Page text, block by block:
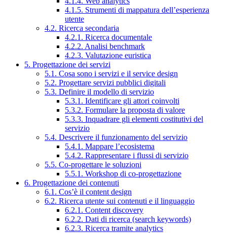
4.1.5. Strumenti di mappatura dell’esperienza
utente
4.2. Ricerca secondaria
4.2.1. Ricerca documentale
4.2.2. Analisi benchmark
4.2.3. Valutazione euristica
5. Progettazione dei servizi
5.1. Cosa sono i servizi e il service design
5.2. Progettare servizi pubblici digitali
5.3. Definire il modello di servizio
5.3.1. Identificare gli attori coinvolti
5.3.2. Formulare la proposta di valore
5.3.3. Inquadrare gli elementi costitutivi del
servizio
5.4. Descrivere il funzionamento del servizio
5.4.1. Mappare l’ecosistema
5.4.2. Rappresentare i flussi di servizio
5.5. Co-progettare le soluzioni
5.5.1. Workshop di co-progettazione
6. Progettazione dei contenuti
6.1. Cos’è il content design
6.2. Ricerca utente sui contenuti e il linguaggio
6.2.1. Content discovery
6.2.2. Dati di ricerca (search keywords)
6.2.3. Ricerca tramite analytics